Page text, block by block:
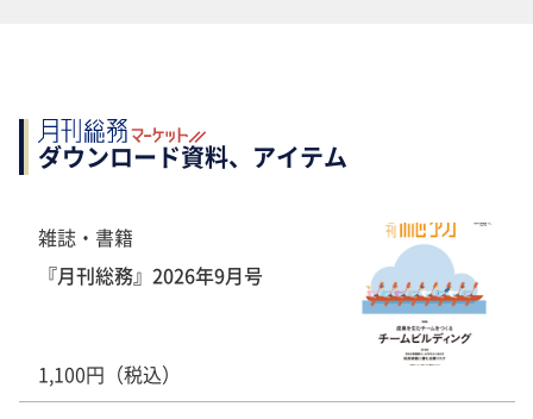
ダウンロード資料、アイテム
雑誌・書籍
『月刊総務』2026年9月号
1,100円（税込）